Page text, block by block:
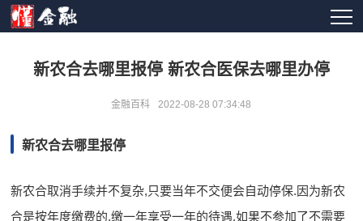
新农合去哪里报停 新农合医保去哪里办停
金融百科 2022-08-28 07:34:48
新农合去哪里报停
新农合取消手续并不复杂,只要当年不交便会自动停保.因为新农
合是按年度缴费的,缴一年享受一年的待遇,如果不参加了不需要